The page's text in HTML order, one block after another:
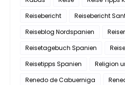
Reisebericht
Reisebericht
Reiseblog Nordspanien
Reisetagebuch Spanien
Reisetipps Spanien
Religion
Renedo de Cabuerniga